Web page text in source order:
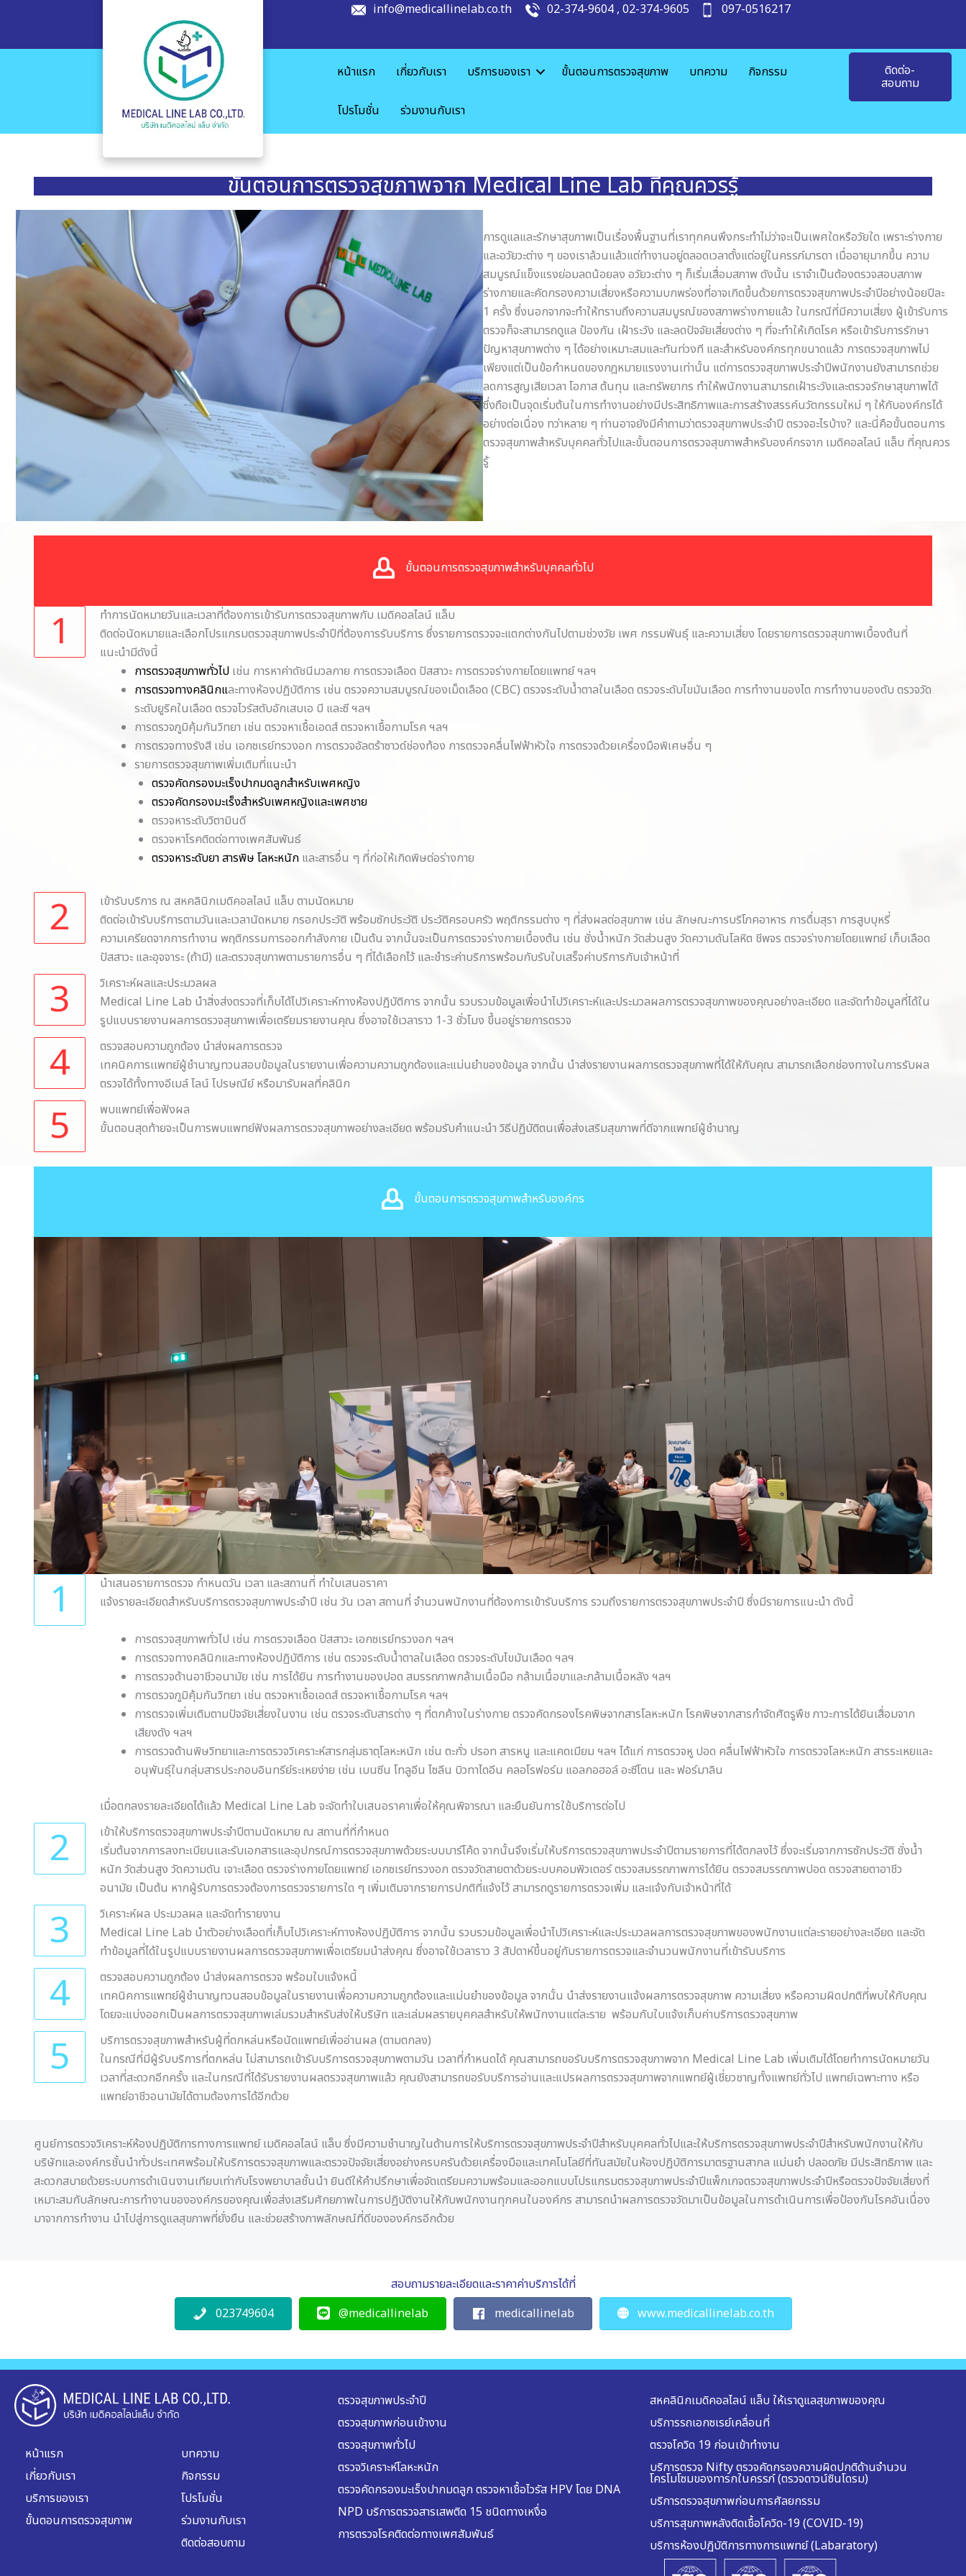
info@medicallinelab.co.th 02-374-9604, 02-374-9605 097-0516217
หน้าแรก เกี่ยวกับเรา บริการของเรา ขั้นตอนการตรวจสุขภาพ บทความ กิจกรรม
โปรโมชั่น ร่วมงานกับเรา
ติดต่อ-
สอบถาม
ขั้นตอนการตรวจสุขภาพจาก Medical Line Lab ที่คุณควรรู้
การดูแลและรักษาสุขภาพเป็นเรื่องพื้นฐานที่เราทุกคนพึงกระทำไม่ว่าจะเป็นเพศใดหรือวัยใด เพราะร่างกาย
และอวัยวะต่าง ๆ ของเราล้วนแล้วแต่ทำงานอยู่ตลอดเวลาตั้งแต่อยู่ในครรภ์มารดา เมื่ออายุมากขึ้น ความ
สมบูรณ์แข็งแรงย่อมลดน้อยลง อวัยวะต่าง ๆ ก็เริ่มเสื่อมสภาพ ดังนั้น เราจำเป็นต้องตรวจสอบสภาพ
ร่างกายและคัดกรองความเสี่ยงหรือความบกพร่องที่อาจเกิดขึ้นด้วยการตรวจสุขภาพประจำปีอย่างน้อยปีละ
1 ครั้ง ซึ่งนอกจากจะทำให้ทราบถึงความสมบูรณ์ของสภาพร่างกายแล้ว ในกรณีที่มีความเสี่ยง ผู้เข้ารับการ
ตรวจก็จะสามารถดูแล ป้องกัน เฝ้าระวัง และลดปัจจัยเสี่ยงต่าง ๆ ที่จะทำให้เกิดโรค หรือเข้ารับการรักษา
ปัญหาสุขภาพต่าง ๆ ได้อย่างเหมาะสมและทันท่วงที และสำหรับองค์กรทุกขนาดแล้ว การตรวจสุขภาพไม่
เพียงแต่เป็นข้อกำหนดของกฎหมายแรงงานเท่านั้น แต่การตรวจสุขภาพประจำปีพนักงานยังสามารถช่วย
ลดการสูญเสียเวลา โอกาส ต้นทุน และทรัพยากร ทำให้พนักงานสามารถเฝ้าระวังและตรวจรักษาสุขภาพได้
ซึ่งถือเป็นจุดเริ่มต้นในการทำงานอย่างมีประสิทธิภาพและการสร้างสรรค์นวัตกรรมใหม่ ๆ ให้กับองค์กรได้
อย่างต่อเนื่อง ทว่าหลาย ๆ ท่านอาจยังมีคำถามว่าตรวจสุขภาพประจำปี ตรวจอะไรบ้าง? และนี่คือขั้นตอนการ
ตรวจสุขภาพสำหรับบุคคลทั่วไปและขั้นตอนการตรวจสุขภาพสำหรับองค์กรจาก เมดิคอลไลน์ แล็บ ที่คุณควร
รู้
ขั้นตอนการตรวจสุขภาพสำหรับบุคคลทั่วไป
1
ทำการนัดหมายวันและเวลาที่ต้องการเข้ารับการตรวจสุขภาพกับ เมดิคอลไลน์ แล็บ
ติดต่อนัดหมายและเลือกโปรแกรมตรวจสุขภาพประจำปีที่ต้องการรับบริการ ซึ่งรายการตรวจจะแตกต่างกันไปตามช่วงวัย เพศ กรรมพันธุ์ และความเสี่ยง โดยรายการตรวจสุขภาพเบื้องต้นที่
แนะนำมีดังนี้
การตรวจสุขภาพทั่วไป เช่น การหาค่าดัชนีมวลกาย การตรวจเลือด ปัสสาวะ การตรวจร่างกายโดยแพทย์ ฯลฯ
การตรวจทางคลินิกและทางห้องปฏิบัติการ เช่น ตรวจความสมบูรณ์ของเม็ดเลือด (CBC) ตรวจระดับน้ำตาลในเลือด ตรวจระดับไขมันเลือด การทำงานของไต การทำงานของตับ ตรวจวัด
ระดับยูริคในเลือด ตรวจไวรัสตับอักเสบเอ บี และซี ฯลฯ
การตรวจภูมิคุ้มกันวิทยา เช่น ตรวจหาเชื้อเอดส์ ตรวจหาเชื้อกามโรค ฯลฯ
การตรวจทางรังสี เช่น เอกซเรย์ทรวงอก การตรวจอัลตร้าซาวด์ช่องท้อง การตรวจคลื่นไฟฟ้าหัวใจ การตรวจด้วยเครื่องมือพิเศษอื่น ๆ
รายการตรวจสุขภาพเพิ่มเติมที่แนะนำ
ตรวจคัดกรองมะเร็งปากมดลูกสำหรับเพศหญิง
ตรวจคัดกรองมะเร็งสำหรับเพศหญิงและเพศชาย
ตรวจหาระดับวิตามินดี
ตรวจหาโรคติดต่อทางเพศสัมพันธ์
ตรวจหาระดับยา สารพิษ โลหะหนัก และสารอื่น ๆ ที่ก่อให้เกิดพิษต่อร่างกาย
2
เข้ารับบริการ ณ สหคลินิกเมดิคอลไลน์ แล็บ ตามนัดหมาย
ติดต่อเข้ารับบริการตามวันและเวลานัดหมาย กรอกประวัติ พร้อมซักประวัติ ประวัติครอบครัว พฤติกรรมต่าง ๆ ที่ส่งผลต่อสุขภาพ เช่น ลักษณะการบริโภคอาหาร การดื่มสุรา การสูบบุหรี่
ความเครียดจากการทำงาน พฤติกรรมการออกกำลังกาย เป็นต้น จากนั้นจะเป็นการตรวจร่างกายเบื้องต้น เช่น ชั่งน้ำหนัก วัดส่วนสูง วัดความดันโลหิต ชีพจร ตรวจร่างกายโดยแพทย์ เก็บเลือด
ปัสสาวะ และอุจจาระ (ถ้ามี) และตรวจสุขภาพตามรายการอื่น ๆ ที่ได้เลือกไว้ และชำระค่าบริการพร้อมกับรับใบเสร็จค่าบริการกับเจ้าหน้าที่
3
วิเคราะห์ผลและประมวลผล
Medical Line Lab นำสิ่งส่งตรวจที่เก็บได้ไปวิเคราะห์ทางห้องปฏิบัติการ จากนั้น รวบรวมข้อมูลเพื่อนำไปวิเคราะห์และประมวลผลการตรวจสุขภาพของคุณอย่างละเอียด และจัดทำข้อมูลที่ได้ใน
รูปแบบรายงานผลการตรวจสุขภาพเพื่อเตรียมรายงานคุณ ซึ่งอาจใช้เวลาราว 1-3 ชั่วโมง ขึ้นอยู่รายการตรวจ
4
ตรวจสอบความถูกต้อง นำส่งผลการตรวจ
เทคนิคการเเพทย์ผู้ชำนาญทวนสอบข้อมูลในรายงานเพื่อความความถูกต้องและแม่นยำของข้อมูล จากนั้น นำส่งรายงานผลการตรวจสุขภาพที่ได้ให้กับคุณ สามารถเลือกช่องทางในการรับผล
ตรวจได้ทั้งทางอีเมล์ ไลน์ ไปรษณีย์ หรือมารับผลที่คลินิก
5
พบแพทย์เพื่อฟังผล
ขั้นตอนสุดท้ายจะเป็นการพบแพทย์ฟังผลการตรวจสุขภาพอย่างละเอียด พร้อมรับคำแนะนำ วิธีปฏิบัติตนเพื่อส่งเสริมสุขภาพที่ดีจากแพทย์ผู้ชำนาญ
ขั้นตอนการตรวจสุขภาพสำหรับองค์กร
1
นำเสนอรายการตรวจ กำหนดวัน เวลา และสถานที่ ทำใบเสนอราคา
แจ้งรายละเอียดสำหรับบริการตรวจสุขภาพประจำปี เช่น วัน เวลา สถานที่ จำนวนพนักงานที่ต้องการเข้ารับบริการ รวมถึงรายการตรวจสุขภาพประจำปี ซึ่งมีรายการแนะนำ ดังนี้
การตรวจสุขภาพทั่วไป เช่น การตรวจเลือด ปัสสาวะ เอกซเรย์ทรวงอก ฯลฯ
การตรวจทางคลินิกและทางห้องปฏิบัติการ เช่น ตรวจระดับน้ำตาลในเลือด ตรวจระดับไขมันเลือด ฯลฯ
การตรวจด้านอาชีวอนามัย เช่น การได้ยิน การทำงานของปอด สมรรถภาพกล้ามเนื้อมือ กล้ามเนื้อขาและกล้ามเนื้อหลัง ฯลฯ
การตรวจภูมิคุ้มกันวิทยา เช่น ตรวจหาเชื้อเอดส์ ตรวจหาเชื้อกามโรค ฯลฯ
การตรวจเพิ่มเติมตามปัจจัยเสี่ยงในงาน เช่น ตรวจระดับสารต่าง ๆ ที่ตกค้างในร่างกาย ตรวจคัดกรองโรคพิษจากสารโลหะหนัก โรคพิษจากสารกำจัดศัตรูพืช ภาวะการได้ยินเสื่อมจาก
เสียงดัง ฯลฯ
การตรวจด้านพิษวิทยาและการตรวจวิเคราะห์สารกลุ่มธาตุโลหะหนัก เช่น ตะกั่ว ปรอท สารหนู และแคดเมียม ฯลฯ ได้แก่ การตรวจหู ปอด คลื่นไฟฟ้าหัวใจ การตรวจโลหะหนัก สารระเหยและ
อนุพันธุ์ในกลุ่มสารประกอบอินทรีย์ระเหยง่าย เช่น เบนซีน โทลูอีน ไซลีน บิวทาไดอีน คลอโรฟอร์ม แอลกอฮอล์ อะซีโตน และ ฟอร์มาลิน
เมื่อตกลงรายละเอียดได้แล้ว Medical Line Lab จะจัดทำใบเสนอราคาเพื่อให้คุณพิจารณา และยืนยันการใช้บริการต่อไป
2
เข้าให้บริการตรวจสุขภาพประจำปีตามนัดหมาย ณ สถานที่ที่กำหนด
เริ่มต้นจากการลงทะเบียนและรับเอกสารและอุปกรณ์การตรวจสุขภาพด้วยระบบบาร์โค้ด จากนั้นจึงเริ่มให้บริการตรวจสุขภาพประจำปีตามรายการที่ได้ตกลงไว้ ซึ่งจะเริ่มจากการซักประวัติ ชั่งน้ำ
หนัก วัดส่วนสูง วัดความดัน เจาะเลือด ตรวจร่างกายโดยแพทย์ เอกซเรย์ทรวงอก ตรวจวัดสายตาด้วยระบบคอมพิวเตอร์ ตรวจสมรรถภาพการได้ยิน ตรวจสมรรถภาพปอด ตรวจสายตาอาชีว
อนามัย เป็นต้น หากผู้รับการตรวจต้องการตรวจรายการใด ๆ เพิ่มเติมจากรายการปกติที่แจ้งไว้ สามารถดูรายการตรวจเพิ่ม และแจ้งกับเจ้าหน้าที่ได้
3
วิเคราะห์ผล ประมวลผล และจัดทำรายงาน
Medical Line Lab นำตัวอย่างเลือดที่เก็บไปวิเคราะห์ทางห้องปฏิบัติการ จากนั้น รวบรวมข้อมูลเพื่อนำไปวิเคราะห์และประมวลผลการตรวจสุขภาพของพนักงานแต่ละรายอย่างละเอียด และจัด
ทำข้อมูลที่ได้ในรูปแบบรายงานผลการตรวจสุขภาพเพื่อเตรียมนำส่งคุณ ซึ่งอาจใช้เวลาราว 3 สัปดาห์ขึ้นอยู่กับรายการตรวจและจำนวนพนักงานที่เข้ารับบริการ
4
ตรวจสอบความถูกต้อง นำส่งผลการตรวจ พร้อมใบแจ้งหนี้
เทคนิคการแพทย์ผู้ชำนาญทวนสอบข้อมูลในรายงานเพื่อความความถูกต้องและแม่นยำของข้อมูล จากนั้น นำส่งรายงานแจ้งผลการตรวจสุขภาพ ความเสี่ยง หรือความผิดปกติที่พบให้กับคุณ
โดยจะแบ่งออกเป็นผลการตรวจสุขภาพเล่มรวมสำหรับส่งให้บริษัท และเล่มผลรายบุคคลสำหรับให้พนักงานแต่ละราย พร้อมกับใบแจ้งเก็บค่าบริการตรวจสุขภาพ
5
บริการตรวจสุขภาพสำหรับผู้ที่ตกหล่นหรือนัดแพทย์เพื่ออ่านผล (ตามตกลง)
ในกรณีที่มีผู้รับบริการที่ตกหล่น ไม่สามารถเข้ารับบริการตรวจสุขภาพตามวัน เวลาที่กำหนดได้ คุณสามารถขอรับบริการตรวจสุขภาพจาก Medical Line Lab เพิ่มเติมได้โดยทำการนัดหมายวัน
เวลาที่สะดวกอีกครั้ง และในกรณีที่ได้รับรายงานผลตรวจสุขภาพแล้ว คุณยังสามารถขอรับบริการอ่านและแปรผลการตรวจสุขภาพจากแพทย์ผู้เชี่ยวชาญทั้งแพทย์ทั่วไป แพทย์เฉพาะทาง หรือ
แพทย์อาชีวอนามัยได้ตามต้องการได้อีกด้วย
ศูนย์การตรวจวิเคราะห์ห้องปฏิบัติการทางการแพทย์ เมดิคอลไลน์ แล็บ ซึ่งมีความชำนาญในด้านการให้บริการตรวจสุขภาพประจำปีสำหรับบุคคลทั่วไปและให้บริการตรวจสุขภาพประจำปีสำหรับพนักงานให้กับ
บริษัทและองค์กรชั้นนำทั่วประเทศพร้อมให้บริการตรวจสุขภาพและตรวจปัจจัยเสี่ยงอย่างครบครันด้วยเครื่องมือและเทคโนโลยีที่ทันสมัยในห้องปฏิบัติการมาตรฐานสากล แม่นยำ ปลอดภัย มีประสิทธิภาพ และ
สะดวกสบายด้วยระบบการดำเนินงานเทียบเท่ากับโรงพยาบาลชั้นนำ ยินดีให้คำปรึกษาเพื่อจัดเตรียมความพร้อมและออกแบบโปรแกรมตรวจสุขภาพประจำปีแพ็กเกจตรวจสุขภาพประจำปีหรือตรวจปัจจัยเสี่ยงที่
เหมาะสมกับลักษณะการทำงานขององค์กรของคุณเพื่อส่งเสริมศักยภาพในการปฏิบัติงานให้กับพนักงานทุกคนในองค์กร สามารถนำผลการตรวจวัดมาเป็นข้อมูลในการดำเนินการเพื่อป้องกันโรคอันเนื่อง
มาจากการทำงาน นำไปสู่การดูแลสุขภาพที่ยั่งยืน และช่วยสร้างภาพลักษณ์ที่ดีขององค์กรอีกด้วย
สอบถามรายละเอียดและราคาค่าบริการได้ที่
023749604
@medicallinelab medicallinelab www.medicallinelab.co.th
หน้าแรก
เกี่ยวกับเรา
บริการของเรา
ขั้นตอนการตรวจสุขภาพ
บทความ
กิจกรรม
โปรโมชั่น
ร่วมงานกับเรา
ติดต่อสอบถาม
ตรวจสุขภาพประจำปี
ตรวจสุขภาพก่อนเข้างาน
ตรวจสุขภาพทั่วไป
ตรวจวิเคราะห์โลหะหนัก
ตรวจคัดกรองมะเร็งปากมดลูก ตรวจหาเชื้อไวรัส HPV โดย DNA
NPD บริการตรวจสารเสพติด 15 ชนิดทางเหงื่อ
การตรวจโรคติดต่อทางเพศสัมพันธ์
สหคลินิกเมดิคอลไลน์ แล็บ ให้เราดูแลสุขภาพของคุณ
บริการรถเอกซเรย์เคลื่อนที่
ตรวจโควิด 19 ก่อนเข้าทำงาน
บริการตรวจ Nifty ตรวจคัดกรองความผิดปกติด้านจำนวน
โครโมโซมของทารกในครรภ์ (ตรวจดาวน์ซินโดรม)
บริการตรวจสุขภาพก่อนการศัลยกรรม
บริการสุขภาพหลังติดเชื้อโควิด-19 (COVID-19)
บริการห้องปฏิบัติการทางการแพทย์ (Labaratory)